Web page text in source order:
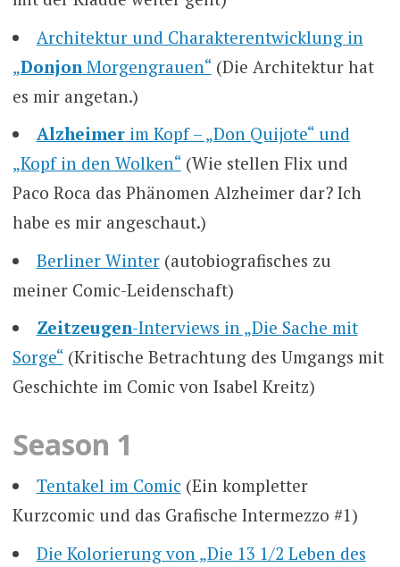
Architektur und Charakterentwicklung in
„DonjonMorgengrauen“(Die Architektur hat
es mir angetan.)
Alzheimerim Kopf – „Don Quijote“ und
„Kopf in den Wolken“(Wie stellen Flix und
Paco Roca das Phänomen Alzheimer dar? Ich
habe es mir angeschaut.)
Berliner Winter(autobiografisches zu
meiner Comic-Leidenschaft)
Zeitzeugen-Interviews in „Die Sache mit
Sorge“(Kritische Betrachtung des Umgangs mit
Geschichte im Comic von Isabel Kreitz)
Season 1
Tentakel im Comic(Ein kompletter
Kurzcomic und das Grafische Intermezzo #1)
Die Kolorierung von „Die 13 1/2 Leben des